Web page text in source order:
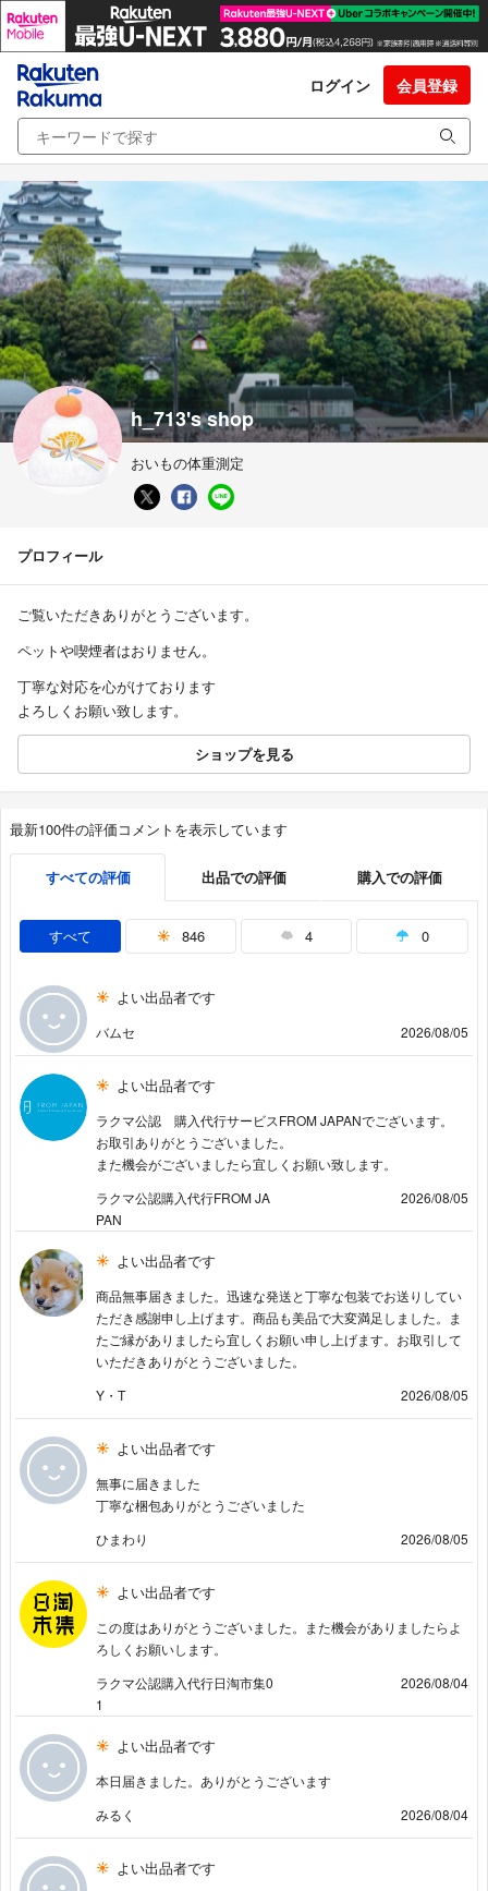
ログイン 会員登録
h_713's shop
おいもの体重測定
プロフィール
ご覧いただきありがとうございます。
ペットや喫煙者はおりません。
丁寧な対応を心がけております
よろしくお願い致します。
ショップを見る
最新100件の評価コメントを表示しています
すべての評価 出品での評価 購入での評価
すべて 846 4 0
よい出品者です
バムセ 2026/08/05
よい出品者です
ラクマ公認 購入代行サービスFROM JAPANでございます。
お取引ありがとうございました。
また機会がございましたら宜しくお願い致します。
ラクマ公認購入代行FROM JA
PAN
2026/08/05
よい出品者です
商品無事届きました。迅速な発送と丁寧な包装でお送りしてい
ただき感謝申し上げます。商品も美品で大変満足しました。ま
たご縁がありましたら宜しくお願い申し上げます。お取引して
いただきありがとうございました。
Y・T
2026/08/05
よい出品者です
無事に届きました
丁寧な梱包ありがとうございました
ひまわり
2026/08/05
よい出品者です
この度はありがとうございました。また機会がありましたらよ
ろしくお願いします。
ラクマ公認購入代行日淘市集0
1
2026/08/04
よい出品者です
本日届きました。ありがとうございます
みるく
2026/08/04
よい出品者です